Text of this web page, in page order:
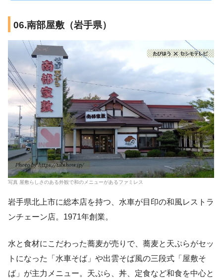
06.南部屋敷（岩手県）
写真 屋敷らしさのある外観で和のメニューがあるファミレス
岩手県北上市に総本店を持つ、水車が目印の和風レストラ
ンチェーン店。1971年創業。
水と食材にこだわった蕎麦が売りで、蕎麦と天ぷらがセッ
トになった「水車そば」や出雲そば風の三段式「屋敷そ
ば」が主力メニュー。天ぷら、丼、定食など和食を中心と